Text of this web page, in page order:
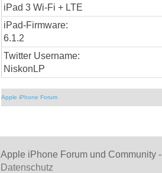
iPad 3 Wi-Fi + LTE
iPad-Firmware:
6.1.2
Twitter Username:
NiskonLP
Apple iPhone Forum
Apple iPhone Forum und Community -
Datenschutz